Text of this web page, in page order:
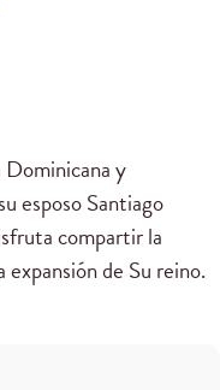
y
esposo Santiago
compartir la
de Su reino.